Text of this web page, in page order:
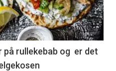
på rullekebab og er det